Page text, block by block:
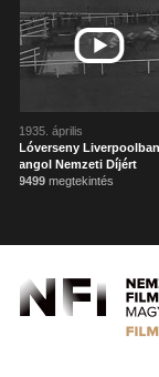
1935. április
Lóverseny
angol Nemzeti Díjért
9499 megtekintés